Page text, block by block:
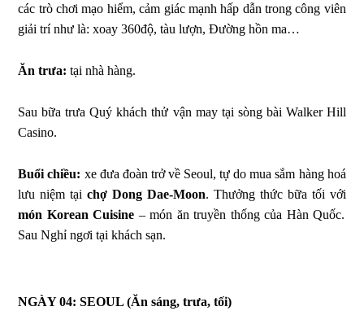
các trò chơi mạo hiểm, cảm giác mạnh hấp dẫn trong công viên
giải trí như là: xoay 360độ, tàu lượn, Đường hồn ma…
Ăn trưa:tại nhà hàng.
Sau bữa trưa Quý khách thử vận may tại sòng bài Walker Hill
Casino.
Buổi chiều: xe đưa đoàn trở về Seoul, tự do mua sắm hàng hoá
lưu niệm tạichợ Dong Dae-Moon. Thưởng thức bữa tối với
món Korean Cuisine – món ăn truyền thống của Hàn Quốc.
Sau Nghỉ ngơi tại khách sạn.
NGÀY 04: SEOUL(Ăn sáng, trưa, tối)